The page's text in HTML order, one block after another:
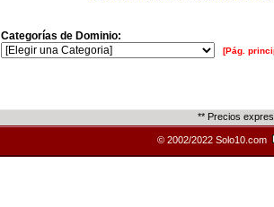
Categorías de Dominio:
[Pág.
** Precios
© 2002/2022 Solo10.com